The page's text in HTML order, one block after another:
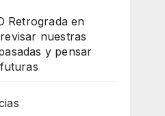
Retrograda en
nuestras
y pensar